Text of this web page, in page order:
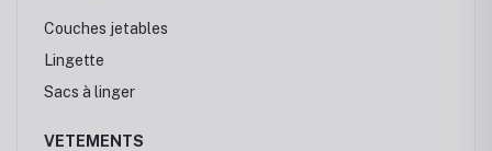
Couches jetables
Lingette
Sacs à linger
VETEMENTS